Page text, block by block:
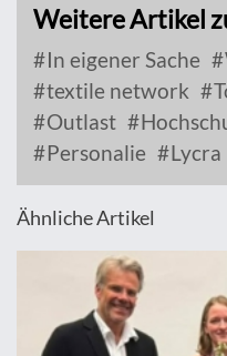
Weitere Artikel
In eigener Sache
textile network
Outlast
Personalie
Lycra
Ähnliche Artikel